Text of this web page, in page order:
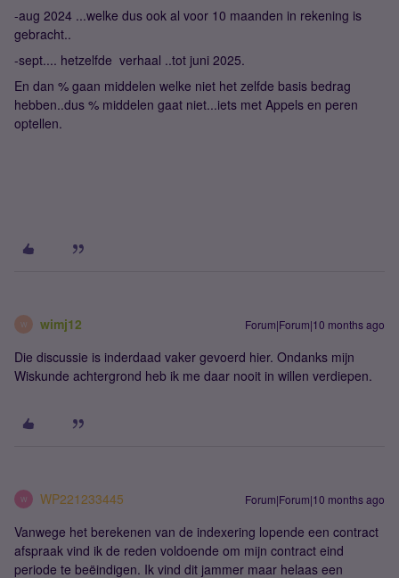
-aug 2024 ...welke dus ook al voor 10 maanden in rekening is
gebracht..
-sept.... hetzelfde verhaal ..tot juni 2025.
En dan % gaan middelen welke niet het zelfde basis bedrag
hebben..dus % middelen gaat niet...iets met Appels en peren
optellen.
W wimj12 Forum|Forum|10 months ago
Die discussie is inderdaad vaker gevoerd hier. Ondanks mijn
Wiskunde achtergrond heb ik me daar nooit in willen verdiepen.
W WP221233445 Forum|Forum|10 months ago
Vanwege het berekenen van de indexering lopende een contract
afspraak vind ik de reden voldoende om mijn contract eind
periode te beëindigen. Ik vind dit jammer maar helaas een